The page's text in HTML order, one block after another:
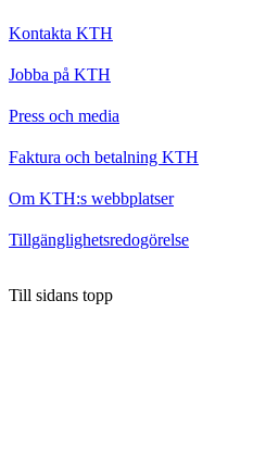
Kontakta KTH
Jobba på KTH
Press och media
Faktura och betalning KTH
Om KTH:s webbplatser
Tillgänglighetsredogörelse
Till sidans topp